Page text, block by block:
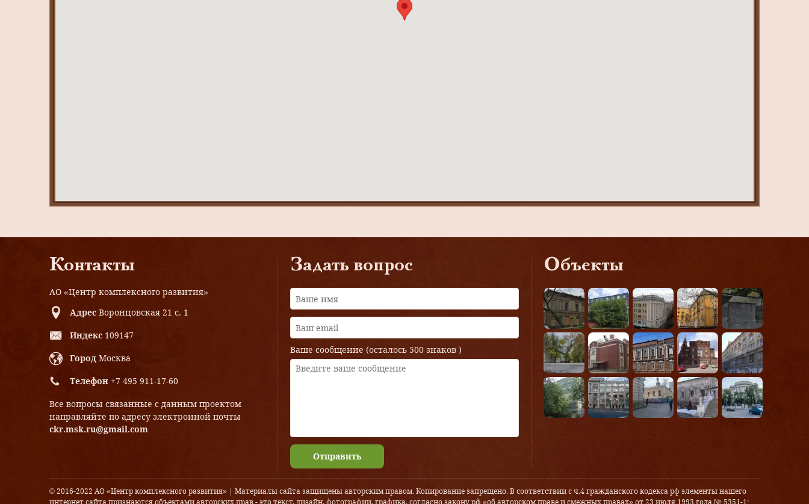
Контакты
АО «Центр комплексного развития»
Адрес Воронцовская 21 с. 1
Индекс 109147
Город Москва
Телефон +7 495 911-17-60
Все вопросы связанные с данным проектом
направляйте по адресу электронной почты
ckr.msk.ru@gmail.com
Задать вопрос
Ваше сообщение (осталось 500 знаков )
Отправить
Объекты
© 2016-2022 АО «Центр комплексного развития» | Материалы сайта защищены авторским правом. Копирование запрещено. В соответствии с ч.4 гражданского кодекса рф элементы нашего